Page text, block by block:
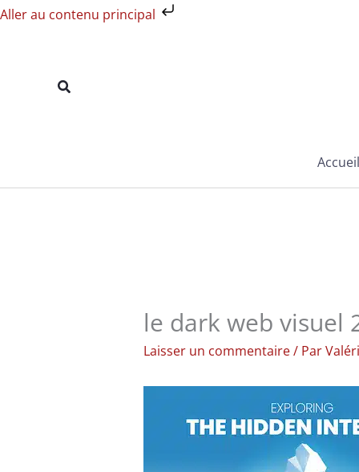
Aller au contenu principal
Aller
Rechercher
Accueil
le dark web visuel
Laisser un commentaire/ Par